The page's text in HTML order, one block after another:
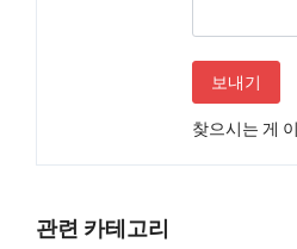
보내기
찾으시는 게
관련 카테고리